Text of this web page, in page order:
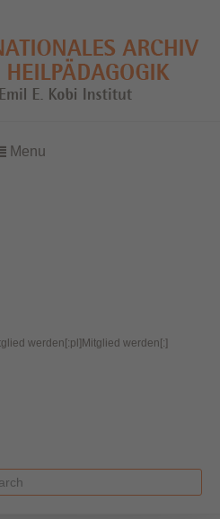
Menu
werden[:pl]Mitglied werden[:]